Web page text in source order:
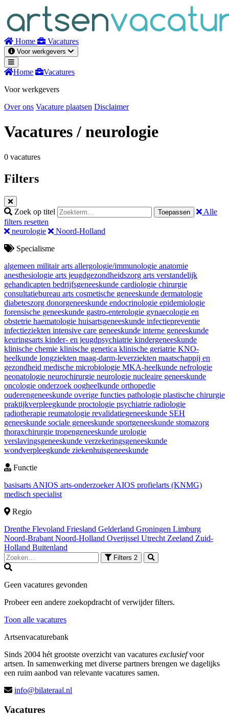
inhoud
Home Vacatures
Voor werkgevers
Home
Vacatures
Voor werkgevers
Over ons Vacature plaatsen Disclaimer
Vacatures/ neurologie
0 vacatures
Filters
Zoek op titel Toepassen
Alle
filters resetten
neurologie
Noord-Holland
Specialisme
algemeen militair arts allergologie/immunologie anatomie
anesthesiologie arts jeugdgezondheidszorg arts verstandelijk
gehandicapten bedrijfsgeneeskunde cardiologie chirurgie
consultatiebureau arts cosmetische geneeskunde dermatologie
diabeteszorg donorgeneeskunde endocrinologie epidemiologie
forensische geneeskunde gastro-enterologie gynaecologie en
obstetrie haematologie huisartsgeneeskunde infectiepreventie
infectieziekten intensive care geneeskunde interne geneeskunde
keuringsarts kinder- en jeugdpsychiatrie kindergeneeskunde
klinische chemie klinische genetica klinische geriatrie KNO-
heelkunde longziekten maag-darm-leverziekten maatschappij en
gezondheid medische microbiologie MKA-heelkunde nefrologie
neonatologie neurochirurgie neurologie nucleaire geneeskunde
oncologie onderzoek oogheelkunde orthopedie
ouderengeneeskunde overige functies pathologie plastische chirurgie
praktijkverpleegkunde proctologie psychiatrie radiologie
radiotherapie reumatologie revalidatiegeneeskunde SEH
geneeskunde sociale geneeskunde sportgeneeskunde stomazorg
thoraxchirurgie tropengeneeskunde urologie
verslavingsgeneeskunde verzekeringsgeneeskunde
wondverpleegkunde ziekenhuisgeneeskunde
Functie
basisarts ANIOS arts-onderzoekerAIOS profielarts (KNMG)
medisch specialist
Regio
Drenthe Flevoland Friesland Gelderland Groningen Limburg
Noord-Brabant Noord-Holland Overijssel Utrecht Zeeland Zuid-
Holland Buitenland
Filters 2
Geen vacatures gevonden
Probeer een andere zoekopdracht of verwijder filters.
Toon alle vacatures
Artsenvacaturebank
Sinds 2004 hét grootste overzicht van vacatures exclusiefvoor
artsen. In samenwerking met diverse partners brengen we dagelijks
een ruim aanbod van relevante vacatures samen.
info@bilateraal.nl
Vacatures